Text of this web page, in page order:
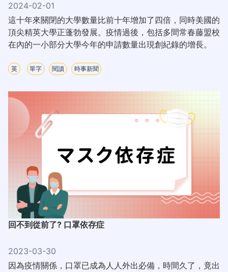
2024-02-01
這十年來關閉的大學數量比前十年增加了四倍，同時美國的
頂尖精英大學正蓬勃發展。疫情過後，包括多間常春藤盟校
在內的一小部分大學今年的申請數量出現創紀錄的增長。
英 單字 閱讀 時事新聞
回不到從前了? 口罩依存症
2023-03-30
因為疫情關係，口罩已成為人人外出必備，時間久了，竟出